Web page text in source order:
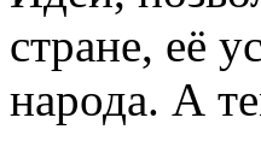
стране, её
народа. А